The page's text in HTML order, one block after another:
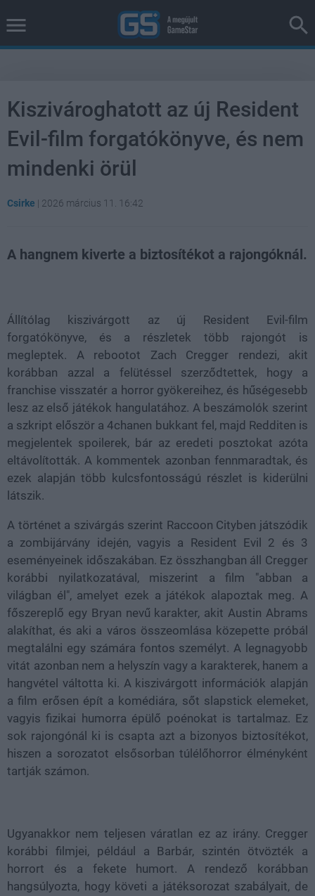
Kiszivároghatott az új Resident
Evil-film forgatókönyve, és nem
mindenki örül
Csirke | 2026 március 11. 16:42
A hangnem kiverte a biztosítékot a rajongóknál.
Állítólag kiszivárgott az új Resident Evil-film
forgatókönyve, és a részletek több rajongót is
megleptek. A rebootot Zach Cregger rendezi, akit
korábban azzal a felütéssel szerződtettek, hogy a
franchise visszatér a horror gyökereihez, és hűségesebb
lesz az első játékok hangulatához. A beszámolók szerint
a szkript először a 4chanen bukkant fel, majd Redditen is
megjelentek spoilerek, bár az eredeti posztokat azóta
eltávolították. A kommentek azonban fennmaradtak, és
ezek alapján több kulcsfontosságú részlet is kiderülni
látszik.
A történet a szivárgás szerint Raccoon Cityben játszódik
a zombijárvány idején, vagyis a Resident Evil 2 és 3
eseményeinek időszakában. Ez összhangban áll Cregger
korábbi nyilatkozatával, miszerint a film "abban a
világban él", amelyet ezek a játékok alapoztak meg. A
főszereplő egy Bryan nevű karakter, akit Austin Abrams
alakíthat, és aki a város összeomlása közepette próbál
megtalálni egy számára fontos személyt. A legnagyobb
vitát azonban nem a helyszín vagy a karakterek, hanem a
hangvétel váltotta ki. A kiszivárgott információk alapján
a film erősen épít a komédiára, sőt slapstick elemeket,
vagyis fizikai humorra épülő poénokat is tartalmaz. Ez
sok rajongónál ki is csapta azt a bizonyos biztosítékot,
hiszen a sorozatot elsősorban túlélőhorror élményként
tartják számon.
Ugyanakkor nem teljesen váratlan ez az irány. Cregger
korábbi filmjei, például a Barbár, szintén ötvözték a
horrort és a fekete humort. A rendező korábban
hangsúlyozta, hogy követi a játéksorozat szabályait, de